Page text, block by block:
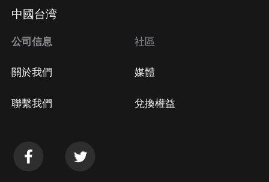
中國台湾
公司信息
關於我們
聯繫我們
社區
媒體
兌換權益